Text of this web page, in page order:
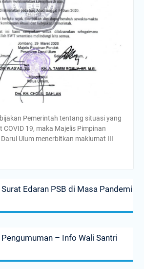
Pemerintah tentang situasi yang
COVID 19, maka Majelis Pimpinan
Ulum menerbitkan maklumat III
post:
Surat Edaran PSB di Masa Pandemi
post:
Pengumuman – Info Wali Santri